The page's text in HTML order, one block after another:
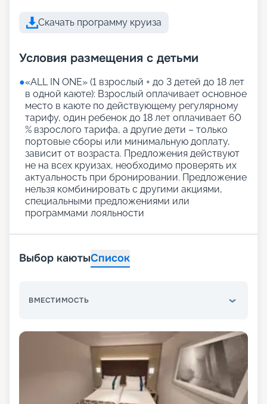
Скачать программу круиза
Условия размещения с детьми
●«АLL IN ONE» (1 взрослый + до 3 детей до 18 лет
в одной каюте): Взрослый оплачивает основное
место в каюте по действующему регулярному
тарифу, один ребенок до 18 лет оплачивает 60
% взрослого тарифа, а другие дети – только
портовые сборы или минимальную доплату,
зависит от возраста. Предложения действуют
не на всех круизах, необходимо проверять их
актуальность при бронировании. Предложение
нельзя комбинировать с другими акциями,
специальными предложениями или
программами лояльности
Выбор каютыСписок
ВМЕСТИМОСТЬ